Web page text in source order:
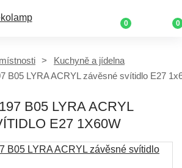
0 0
Kuchyně a jídelna
B05 LYRA ACRYL závěsné svítidlo E27
B05 LYRA ACRYL
E27 1X60W